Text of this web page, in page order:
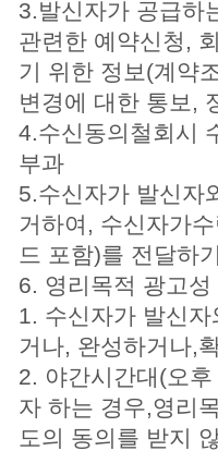
3.발신자가 공급하
관련한 예약신청,
기 위한 정보(계약
변경에 대한 통보,
4.수신동의철회시
부과
5.수신자가 발신자
거하여, 수신자가
드 포함)를 전달하
6. 영리목적 광고
1. 수신자가 발신
거나, 완성하거나,
2. 야간시간대(오
자 하는 경우,영리
도의 동의를 받지